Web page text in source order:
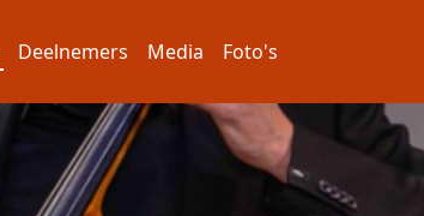
Deelnemers Media Foto's